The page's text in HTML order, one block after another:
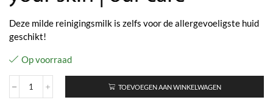
Deze milde reinigingsmilk is zelfs voor de allergevoeligste huid
geschikt!
Op voorraad
Rosa
TOEVOEGEN AAN WINKELWAGEN